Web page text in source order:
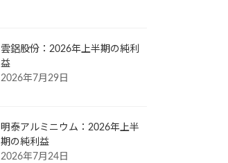
雲鋁股份：2026年上半期の純利
益
2026年7月29日
明泰アルミニウム：2026年上半
期の純利益
2026年7月24日